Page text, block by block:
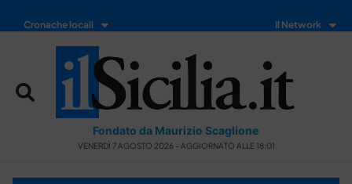
Cronache locali Il Network
Fondato da Maurizio Scaglione
VENERDÌ 7 AGOSTO 2026 - AGGIORNATO ALLE 18:01